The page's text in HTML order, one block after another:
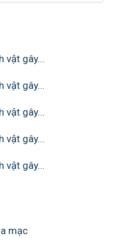
vật gây...
vật gây...
vật gây...
vật gây...
vật gây...
mạc